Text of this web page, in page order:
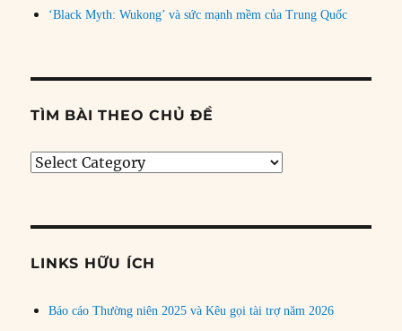
‘Black Myth: Wukong’ và sức mạnh mềm của Trung Quốc
TÌM BÀI THEO CHỦ ĐỀ
Tìm
đề
LINKS HỮU ÍCH
Báo cáo Thường niên 2025 và Kêu gọi tài trợ năm 2026